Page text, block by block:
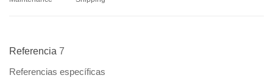
Referencia 7
Referencias específicas